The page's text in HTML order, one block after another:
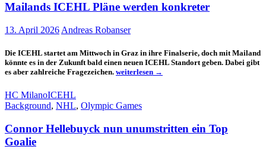
Mailands ICEHL Pläne werden konkreter
13. April 2026 Andreas Robanser
Die ICEHL startet am Mittwoch in Graz in ihre Finalserie, doch mit Mailand
könnte es in der Zukunft bald einen neuen ICEHL Standort geben. Dabei gibt
es aber zahlreiche Fragezeichen. Mailands
konkreter
weiterlesen →
HC MilanoICEHL
Background, NHL, Olympic Games
Connor Hellebuyck nun unumstritten ein Top
Goalie